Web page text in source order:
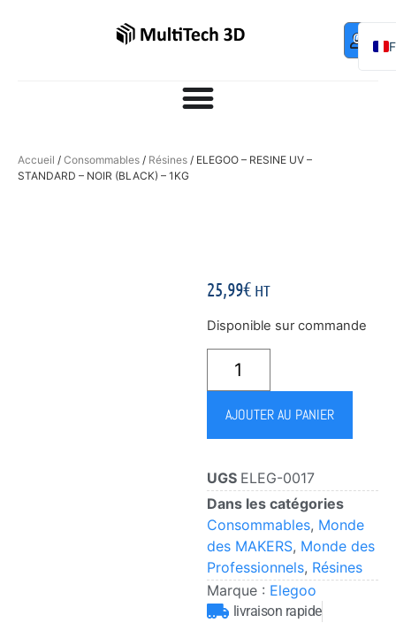
0,00 €
Accueil / Consommables / Résines / ELEGOO – RESINE UV –
STANDARD – NOIR (BLACK) – 1KG
25,99€ HT
Disponible sur commande
AJOUTER AU PANIER
UGS ELEG-0017
Dans les catégories
Consommables, Monde
des MAKERS, Monde des
Professionnels, Résines
Marque : Elegoo
livraison rapide